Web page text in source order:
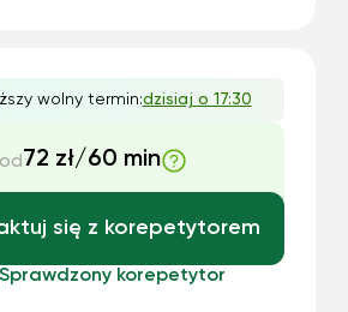
wolny termin:dzisiaj o 17:30
od 72 zł/60 min
się z korepetytorem
korepetytor